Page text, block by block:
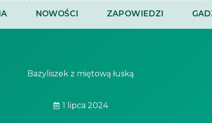
NOWOŚCI ZAPOWIEDZI
Bazyliszek z miętową łuską
1 lipca 2024